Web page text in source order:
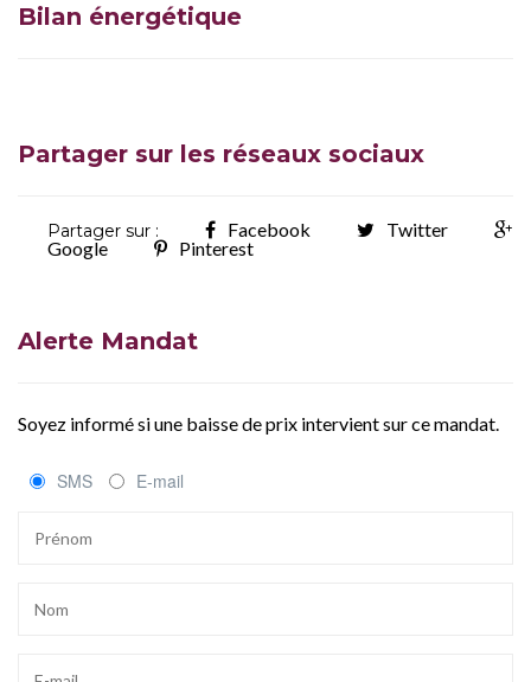
Bilan énergétique
Partager sur les réseaux sociaux
Partager sur : Facebook
Twitter
Google
Pinterest
Alerte Mandat
Soyez informé si une baisse de prix intervient sur ce mandat.
SMS E-mail